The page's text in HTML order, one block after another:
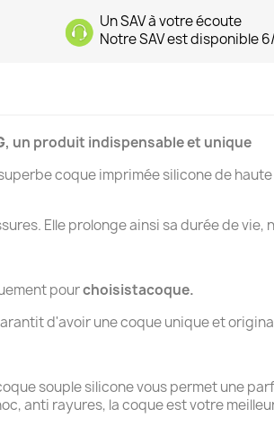
Un SAV à votre écoute
Notre SAV est disponible
, un produit indispensable et unique
coque imprimée silicone de
Elle prolonge ainsi sa durée de vie,
pourchoisistacoque.
d'avoir une coque unique et
souple silicone vous permet une
anti rayures, la coque est votre